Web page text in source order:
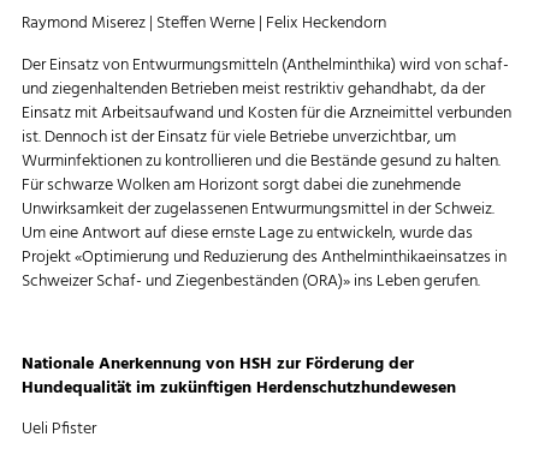
Raymond Miserez | Steffen Werne | Felix Heckendorn
Der Einsatz von Entwurmungsmitteln (Anthelminthika) wird von schaf-
und ziegenhaltenden Betrieben meist restriktiv gehandhabt, da der
Einsatz mit Arbeitsaufwand und Kosten für die Arzneimittel verbunden
ist. Dennoch ist der Einsatz für viele Betriebe unverzichtbar, um
Wurminfektionen zu kontrollieren und die Bestände gesund zu halten.
Für schwarze Wolken am Horizont sorgt dabei die zunehmende
Unwirksamkeit der zugelassenen Entwurmungsmittel in der Schweiz.
Um eine Antwort auf diese ernste Lage zu entwickeln, wurde das
Projekt «Optimierung und Reduzierung des Anthelminthikaeinsatzes in
Schweizer Schaf- und Ziegenbeständen (ORA)» ins Leben gerufen.
Nationale Anerkennung von HSH zur Förderung der
Hundequalität im zukünftigen Herdenschutzhundewesen
Ueli Pfister